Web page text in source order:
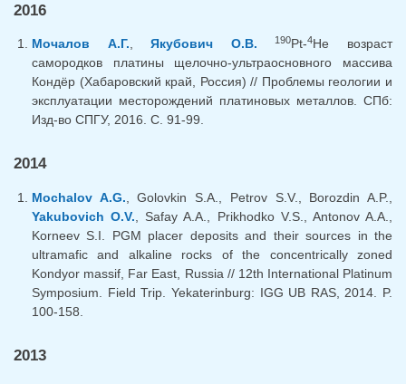
2016
Мочалов А.Г.,Якубович О.В. 190Pt-4He возраст
самородков платины щелочно-ультраосновного массива
Кондёр (Хабаровский край, Россия) // Проблемы геологии и
эксплуатации месторождений платиновых металлов. СПб:
Изд-во СПГУ, 2016. С. 91-99.
2014
Mochalov A.G. , Golovkin S.A., Petrov S.V., Borozdin A.P.,
Yakubovich O.V. , Safay A.A., Prikhodko V.S., Antonov A.A.,
Korneev S.I. PGM placer deposits and their sources in the
ultramafic and alkaline rocks of the concentrically zoned
Kondyor massif, Far East, Russia // 12th International Platinum
Symposium. Field Trip. Yekaterinburg: IGG UB RAS, 2014. P.
100-158.
2013